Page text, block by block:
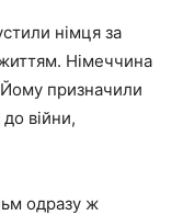
німця за
Німеччина
призначили
війни,
одразу ж